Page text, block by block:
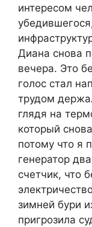
интересом
Диана снова
вечера. Это
голос стал
трудом
глядя на
который
потому что я
генератор
счетчик, что
зимней бури
пригрозила